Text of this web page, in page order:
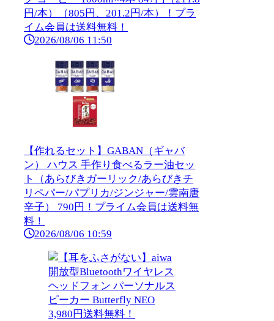
円/本）（805円、201.2円/本）！プラ
イム会員は送料無料！
2026/08/06 11:50
【作れるセット】GABAN（ギャバ
ン） ハウス 手作り食べるラー油セッ
ト（あらびきガーリック/あらびきチ
リペパー/パプリカ/ジンジャー/雲南唐
辛子） 790円！プライム会員は送料無
料！
2026/08/06 10:59